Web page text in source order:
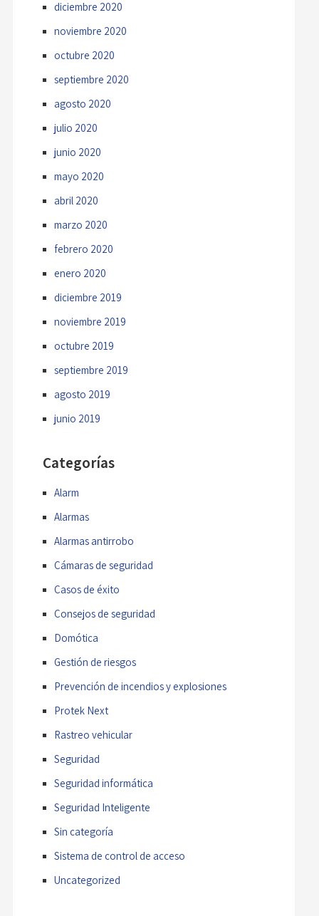
diciembre 2020
noviembre 2020
octubre 2020
septiembre 2020
agosto 2020
julio 2020
junio 2020
mayo 2020
abril 2020
marzo 2020
febrero 2020
enero 2020
diciembre 2019
noviembre 2019
octubre 2019
septiembre 2019
agosto 2019
junio 2019
Categorías
Alarm
Alarmas
Alarmas antirrobo
Cámaras de seguridad
Casos de éxito
Consejos de seguridad
Domótica
Gestión de riesgos
Prevención de incendios y explosiones
Protek Next
Rastreo vehicular
Seguridad
Seguridad informática
Seguridad Inteligente
Sin categoría
Sistema de control de acceso
Uncategorized